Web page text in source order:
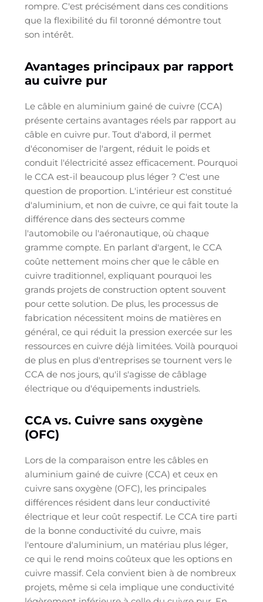
rompre. C'est précisément dans ces conditions
que la flexibilité du fil toronné démontre tout
son intérêt.
Avantages principaux par rapport
au cuivre pur
Le câble en aluminium gainé de cuivre (CCA)
présente certains avantages réels par rapport au
câble en cuivre pur. Tout d'abord, il permet
d'économiser de l'argent, réduit le poids et
conduit l'électricité assez efficacement. Pourquoi
le CCA est-il beaucoup plus léger ? C'est une
question de proportion. L'intérieur est constitué
d'aluminium, et non de cuivre, ce qui fait toute la
différence dans des secteurs comme
l'automobile ou l'aéronautique, où chaque
gramme compte. En parlant d'argent, le CCA
coûte nettement moins cher que le câble en
cuivre traditionnel, expliquant pourquoi les
grands projets de construction optent souvent
pour cette solution. De plus, les processus de
fabrication nécessitent moins de matières en
général, ce qui réduit la pression exercée sur les
ressources en cuivre déjà limitées. Voilà pourquoi
de plus en plus d'entreprises se tournent vers le
CCA de nos jours, qu'il s'agisse de câblage
électrique ou d'équipements industriels.
CCA vs. Cuivre sans oxygène
(OFC)
Lors de la comparaison entre les câbles en
aluminium gainé de cuivre (CCA) et ceux en
cuivre sans oxygène (OFC), les principales
différences résident dans leur conductivité
électrique et leur coût respectif. Le CCA tire parti
de la bonne conductivité du cuivre, mais
l'entoure d'aluminium, un matériau plus léger,
ce qui le rend moins coûteux que les options en
cuivre massif. Cela convient bien à de nombreux
projets, même si cela implique une conductivité